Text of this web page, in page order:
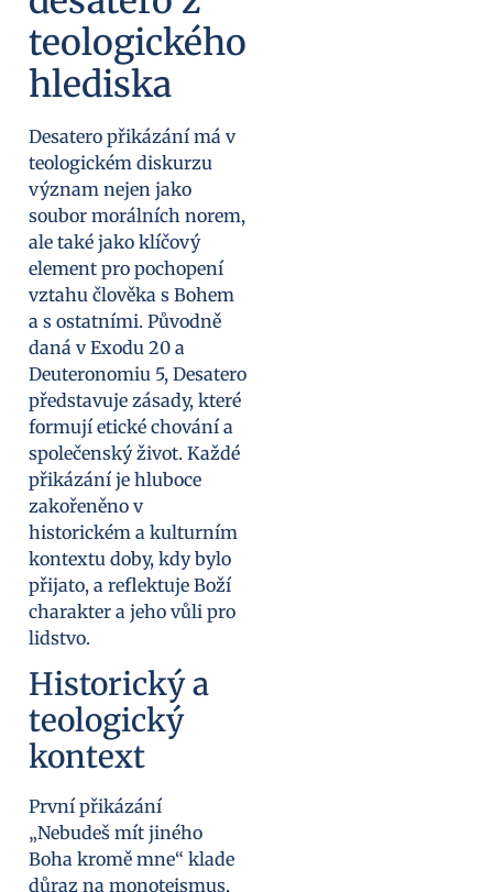
teologického
hlediska
Desatero přikázání má v
teologickém diskurzu
význam nejen jako
soubor morálních norem,
ale také jako klíčový
element pro pochopení
vztahu člověka s Bohem
a s ostatními. Původně
daná v Exodu 20 a
Deuteronomiu 5, Desatero
představuje zásady, které
formují etické chování a
společenský život. Každé
přikázání je hluboce
zakořeněno v
historickém a kulturním
kontextu doby, kdy bylo
přijato, a reflektuje Boží
charakter a jeho vůli pro
lidstvo.
Historický a
teologický
kontext
První přikázání
„Nebudeš mít jiného
Boha kromě mne“ klade
důraz na monoteismus,